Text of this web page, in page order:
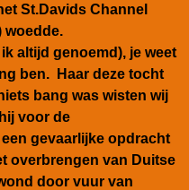
St.Davids Channel
woedde.
altijd genoemd), je weet
ben. Haar deze tocht
bang was wisten wij
voor de
gevaarlijke opdracht
overbrengen van Duitse
door vuur van